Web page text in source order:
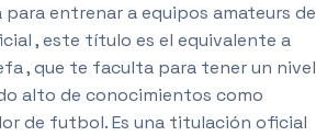
entrenar a equipos amateurs de
, este título es el equivalente a
, que te faculta para tener un nivel
alto de conocimientos como
de futbol. Es una titulación oficial